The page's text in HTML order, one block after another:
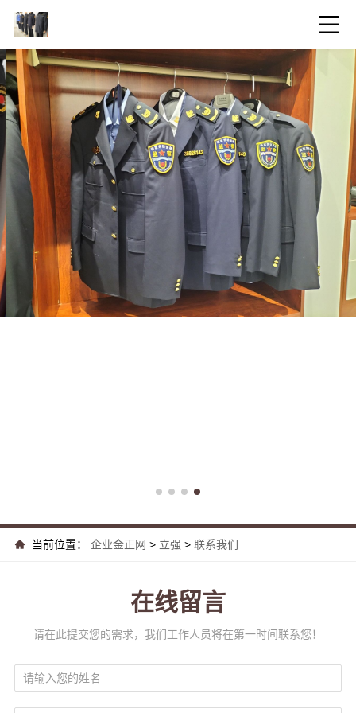
当前位置： 企业金正网> 立强 > 联系我们
在线留言
请在此提交您的需求，我们工作人员将在第一时间联系您！